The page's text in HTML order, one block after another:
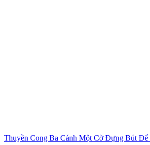
Thuyền Cong Ba Cánh Một Cờ Đựng Bút Để